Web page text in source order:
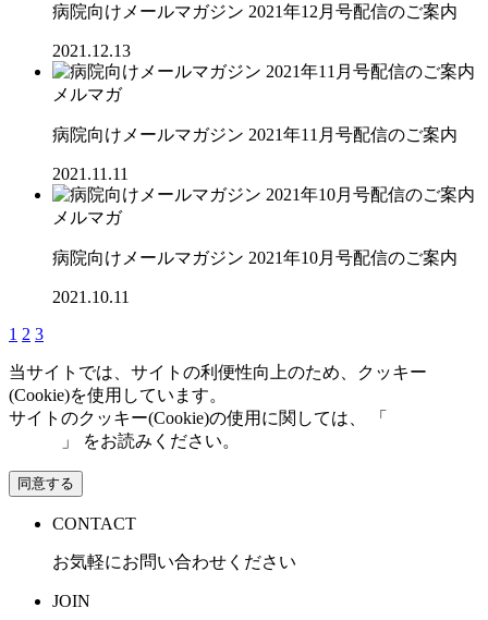
病院向けメールマガジン 2021年12月号配信のご案内
2021.12.13
メルマガ
病院向けメールマガジン 2021年11月号配信のご案内
2021.11.11
メルマガ
病院向けメールマガジン 2021年10月号配信のご案内
2021.10.11
1 2 3
当サイトでは、サイトの利便性向上のため、クッキー
(Cookie)を使用しています。
サイトのクッキー(Cookie)の使用に関しては、 「
」 をお読みください。
同意する
CONTACT
お気軽にお問い合わせください
JOIN